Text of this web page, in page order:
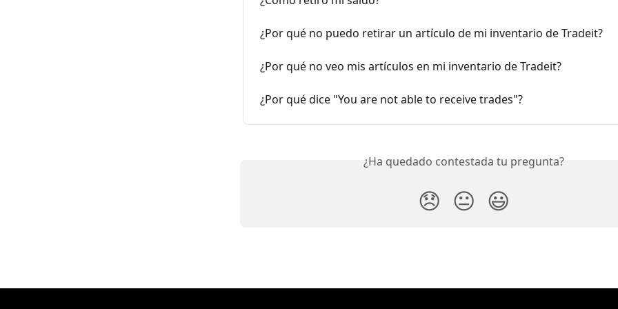
¿Por qué no puedo retirar un artículo de mi inventario de Tradeit?
¿Por qué no veo mis artículos en mi inventario de Tradeit?
¿Por qué dice "You are not able to receive trades"?
¿Ha quedado contestada tu pregunta?
😞 😐 😃